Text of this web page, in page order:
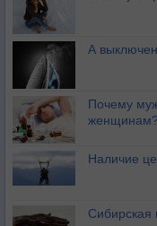
А
Почему
женщинам?
Наличие
Сибирская